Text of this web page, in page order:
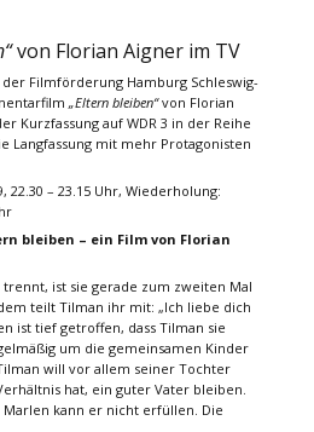
von Florian Aigner im TV
der Filmförderung Hamburg Schleswig-
„Eltern bleiben“von Florian
Kurzfassung auf WDR 3 in der Reihe
Langfassung mit mehr Protagonisten
22.30 – 23.15 Uhr, Wiederholung:
bleiben – ein Film von Florian
ist sie gerade zum zweiten Mal
teilt Tilman ihr mit: „Ich liebe dich
ist tief getroffen, dass Tilman sie
um die gemeinsamen Kinder
will vor allem seiner Tochter
hat, ein guter Vater bleiben.
kann er nicht erfüllen. Die